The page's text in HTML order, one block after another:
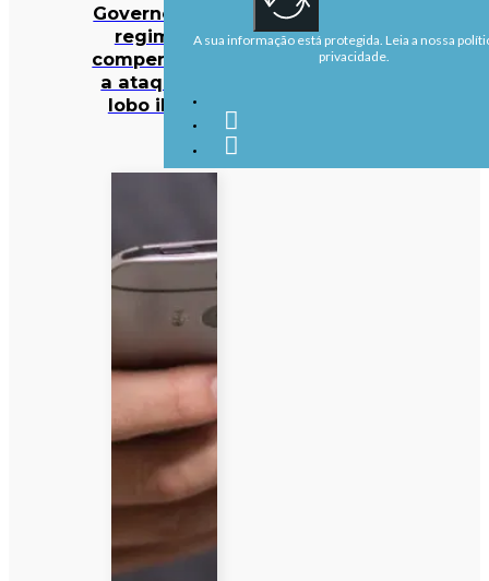
Governo altera
regime de
compensações
a ataques de
lobo ibérico
A sua informação está protegida. Leia a nossa
privacidade.